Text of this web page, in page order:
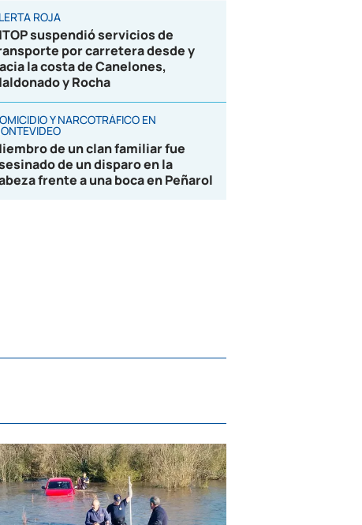
ROJA
suspendió servicios de
por carretera desde y
la costa de Canelones,
y Rocha
Y NARCOTRÁFICO EN
de un clan familiar fue
de un disparo en la
frente a una boca en Peñarol